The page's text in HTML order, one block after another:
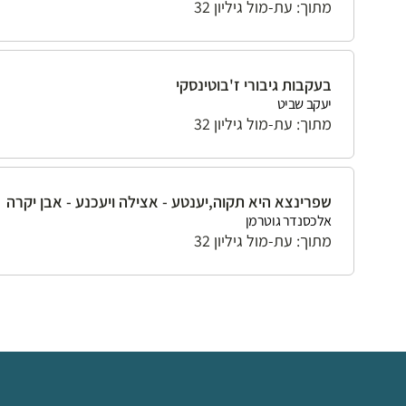
מתוך: עת-מול גיליון 32
בעקבות גיבורי ז'בוטינסקי
יעקב שביט
מתוך: עת-מול גיליון 32
שפרינצא היא תקוה,יענטע - אצילה ויעכנע - אבן יקרה
אלכסנדר גוטרמן
מתוך: עת-מול גיליון 32